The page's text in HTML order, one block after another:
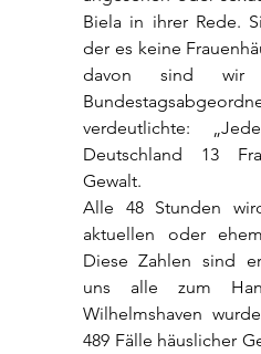
Biela in ihrer Rede.
der es keine
davon sind wir
verdeutlichte:
Deutschland 13
Gewalt.
Alle 48 Stunden
aktuellen oder
Diese Zahlen sind
uns alle zum
Wilhelmshaven
489 Fälle häuslicher